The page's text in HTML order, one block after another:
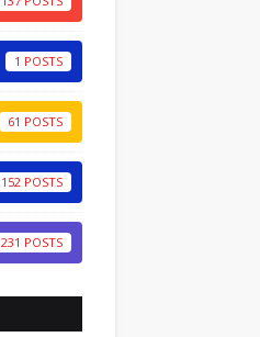
1
61
152
231